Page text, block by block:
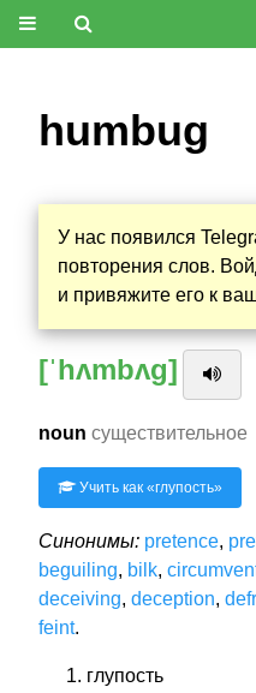
humbug
У нас появился
повторения слов.
и привяжите его к
[ˈhʌmbʌg]
noun существительное
Учить как «глупость»
Синонимы: pretence,
beguiling, bilk,
deceiving, deception,
feint.
глупость